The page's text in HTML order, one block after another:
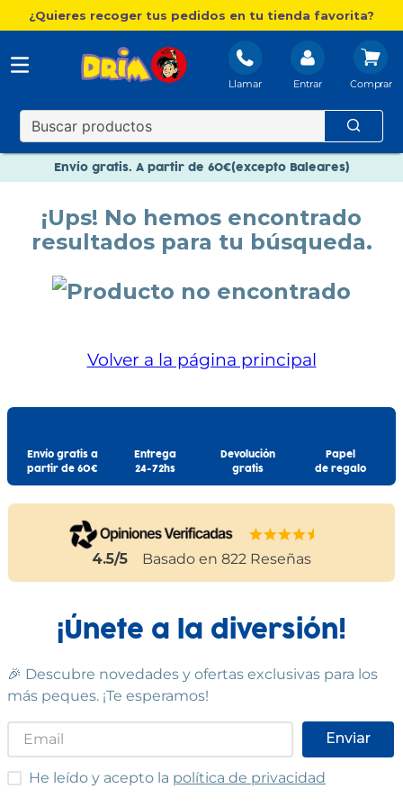
¿Quieres recoger tus pedidos en tu tienda favorita?
Llamar Entrar
Envío gratis. A partir de 60€(excepto Baleares)
Nuevo catálogo Aire Libre
Paga en 3 plazos sin intereses
¡Ups! No hemos encontrado
resultados para tu búsqueda.
Volver a la página principal
Envío gratis a
partir de 60€
Entrega
24-72hs
Devolución
gratis
Papel
de regalo
4.5/5 Basado en 822 Reseñas
¡Únete a la diversión!
🎉 Descubre novedades y ofertas exclusivas para los
más peques. ¡Te esperamos!
Enviar
He leído y acepto las condiciones
He leído y acepto la política de privacidad